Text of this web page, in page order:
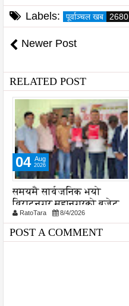
Labels: पूर्वाञ्चल खब 2680
Newer Post
RELATED POST
04 Aug
2026
समयमै सार्वजनिक भयो
विराटनगर महानगरको बजेट
पुस्तिका, कार्यान्वयन प्रक्रिया
पनि सुरु
RatoTara 8/4/2026
POST A COMMENT